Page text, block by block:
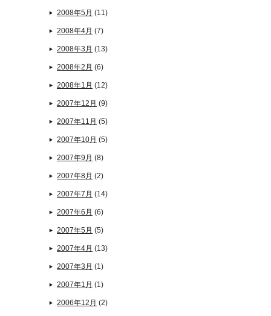
2008年5月 (11)
2008年4月 (7)
2008年3月 (13)
2008年2月 (6)
2008年1月 (12)
2007年12月 (9)
2007年11月 (5)
2007年10月 (5)
2007年9月 (8)
2007年8月 (2)
2007年7月 (14)
2007年6月 (6)
2007年5月 (5)
2007年4月 (13)
2007年3月 (1)
2007年1月 (1)
2006年12月 (2)